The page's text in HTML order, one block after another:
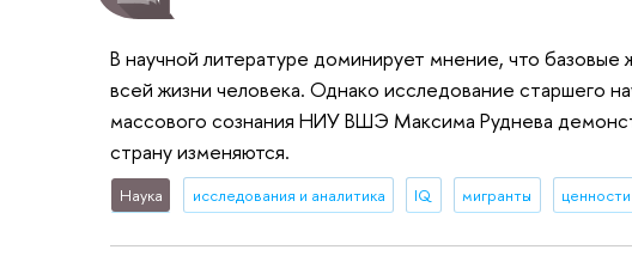
В научной литературе доминирует мнение, что
всей жизни человека. Однако исследование старшего
массового сознания НИУ ВШЭ Максима Руднева
страну изменяются.
Наука исследования и аналитика IQ мигранты ценности